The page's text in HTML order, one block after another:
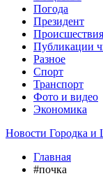
Погода
Президент
Происшествия
Публикации
Разное
Спорт
Транспорт
Фото и видео
Экономика
Новости Городка и
Главная
#почка